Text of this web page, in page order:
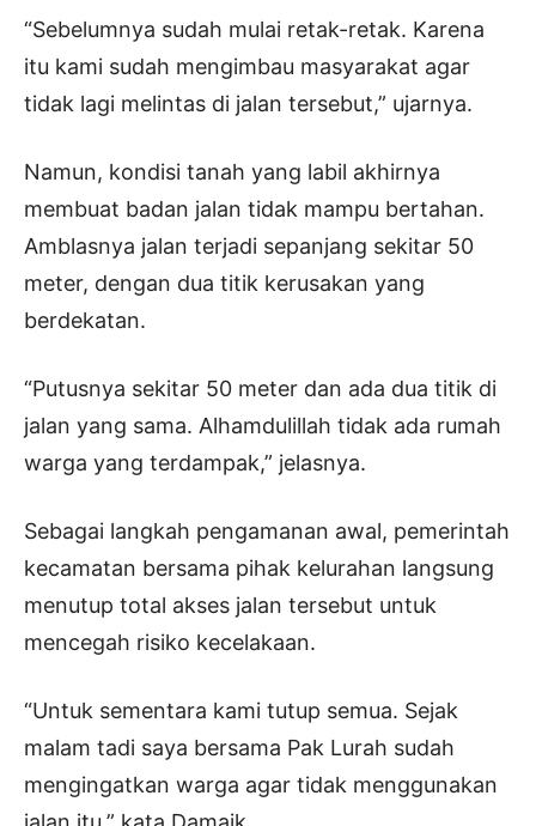
“Sebelumnya sudah mulai retak-retak. Karena
itu kami sudah mengimbau masyarakat agar
tidak lagi melintas di jalan tersebut,” ujarnya.
Namun, kondisi tanah yang labil akhirnya
membuat badan jalan tidak mampu bertahan.
Amblasnya jalan terjadi sepanjang sekitar 50
meter, dengan dua titik kerusakan yang
berdekatan.
“Putusnya sekitar 50 meter dan ada dua titik di
jalan yang sama. Alhamdulillah tidak ada rumah
warga yang terdampak,” jelasnya.
Sebagai langkah pengamanan awal, pemerintah
kecamatan bersama pihak kelurahan langsung
menutup total akses jalan tersebut untuk
mencegah risiko kecelakaan.
“Untuk sementara kami tutup semua. Sejak
malam tadi saya bersama Pak Lurah sudah
mengingatkan warga agar tidak menggunakan